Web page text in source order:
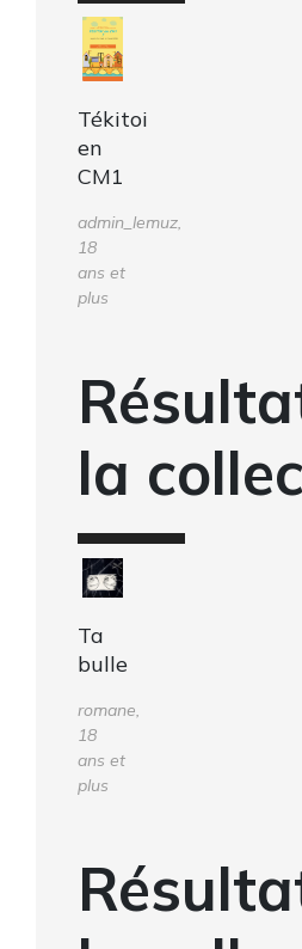
Tékitoi
en
CM1
admin_lemuz,
18
ans et
plus
la
Ta
bulle
romane,
18
ans et
plus